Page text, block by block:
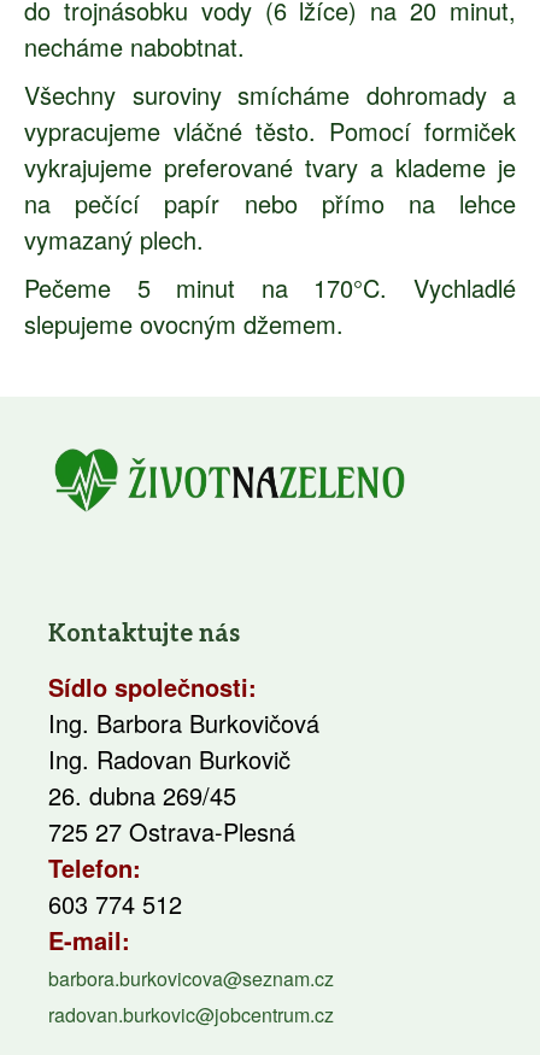
do trojnásobku vody (6 lžíce) na 20 minut,
necháme nabobtnat.
Všechny suroviny smícháme dohromady a
vypracujeme vláčné těsto. Pomocí formiček
vykrajujeme preferované tvary a klademe je
na pečící papír nebo přímo na lehce
vymazaný plech.
Pečeme 5 minut na 170°C. Vychladlé
slepujeme ovocným džemem.
Kontaktujte nás
Sídlo společnosti:
Ing. Barbora Burkovičová
Ing. Radovan Burkovič
26. dubna 269/45
725 27 Ostrava-Plesná
Telefon:
603 774 512
E-mail:
barbora.burkovicova@seznam.cz
radovan.burkovic@jobcentrum.cz